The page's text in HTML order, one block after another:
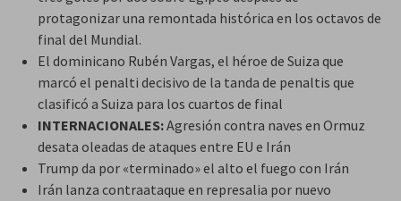
protagonizar una remontada histórica en los octavos de
final del Mundial.
El dominicano Rubén Vargas, el héroe de Suiza que
marcó el penalti decisivo de la tanda de penaltis que
clasificó a Suiza para los cuartos de final
INTERNACIONALES:Agresión contra naves en Ormuz
desata oleadas de ataques entre EU e Irán
Trump da por «terminado» el alto el fuego con Irán
Irán lanza contraataque en represalia por nuevo